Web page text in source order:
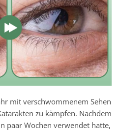
mit verschwommenem Sehen
zu kämpfen. Nachdem
paar Wochen verwendet hatte,